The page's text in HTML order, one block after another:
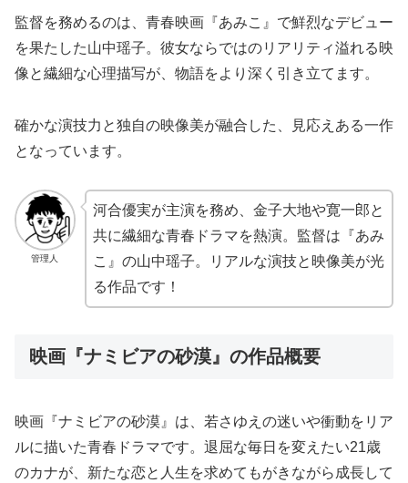
監督を務めるのは、青春映画『あみこ』で鮮烈なデビュー
を果たした山中瑶子。彼女ならではのリアリティ溢れる映
像と繊細な心理描写が、物語をより深く引き立てます。
確かな演技力と独自の映像美が融合した、見応えある一作
となっています。
管理人
河合優実が主演を務め、金子大地や寛一郎と
共に繊細な青春ドラマを熱演。監督は『あみ
こ』の山中瑶子。リアルな演技と映像美が光
る作品です！
映画『ナミビアの砂漠』の作品概要
映画『ナミビアの砂漠』は、若さゆえの迷いや衝動をリア
ルに描いた青春ドラマです。退屈な毎日を変えたい21歳
のカナが、新たな恋と人生を求めてもがきながら成長して